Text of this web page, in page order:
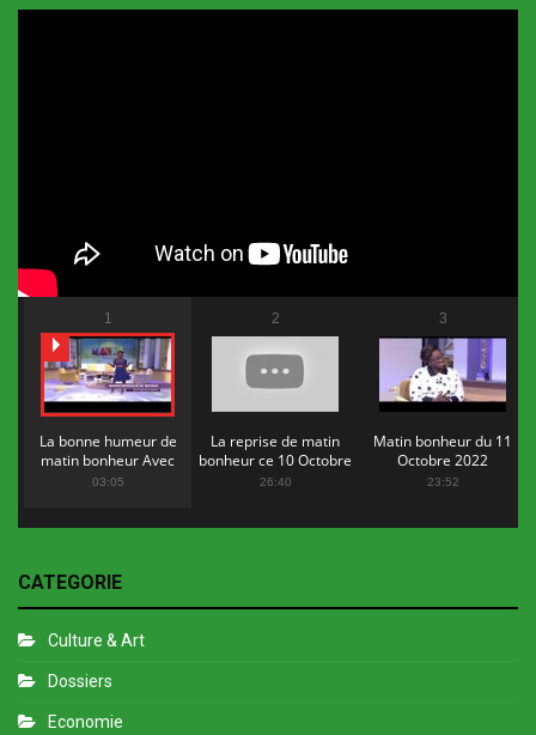
1
La bonne humeur de
matin bonheur Avec
Flopy Mendosa
03:05
2
La reprise de matin
bonheur ce 10 Octobre
2022
26:40
3
Matin bonheur du 11
Octobre 2022
23:52
CATEGORIE
Culture & Art
Dossiers
Economie